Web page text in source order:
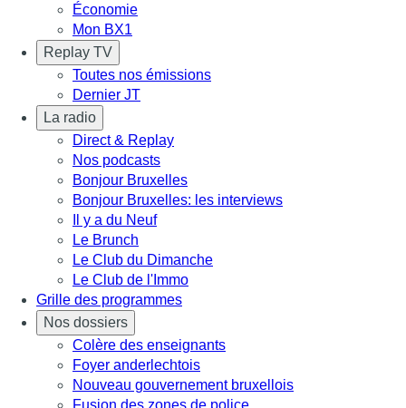
Économie
Mon BX1
Replay TV
Toutes nos émissions
Dernier JT
La radio
Direct & Replay
Nos podcasts
Bonjour Bruxelles
Bonjour Bruxelles: les interviews
Il y a du Neuf
Le Brunch
Le Club du Dimanche
Le Club de l'Immo
Grille des programmes
Nos dossiers
Colère des enseignants
Foyer anderlechtois
Nouveau gouvernement bruxellois
Fusion des zones de police